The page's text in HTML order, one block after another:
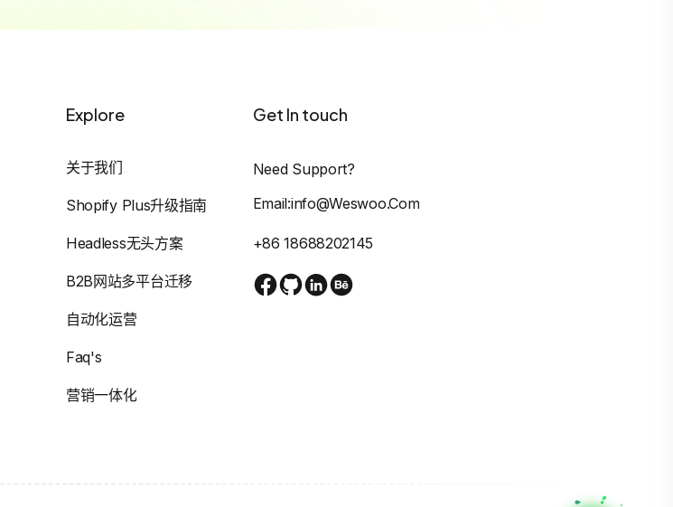
Explore
关于我们
Shopify Plus升级指南
Headless无头方案
B2B网站多平台迁移
自动化运营
Faq's
营销一体化
Get In touch
Need Support?
Email:info@weswoo.com
+86 18688202145